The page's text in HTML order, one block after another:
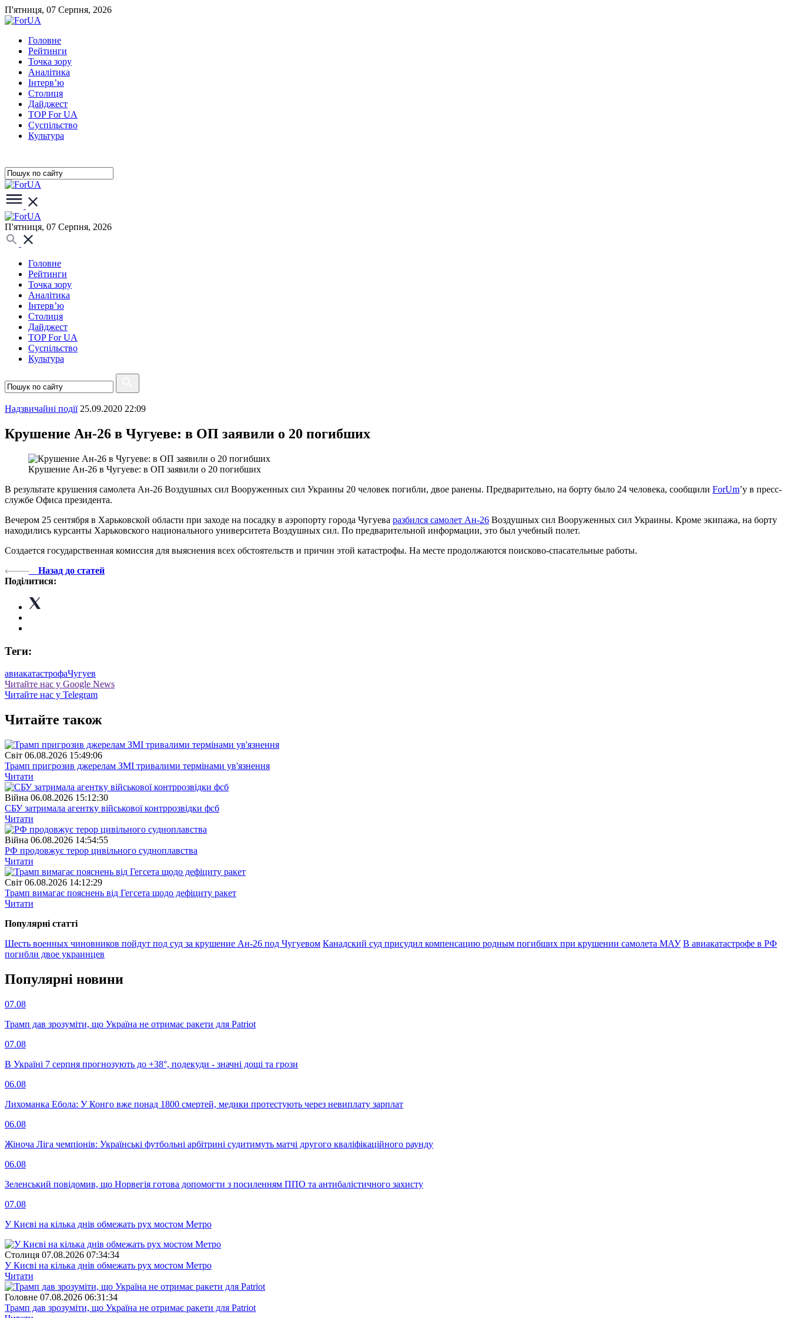
П'ятниця, 07 Серпня, 2026
Головне
Рейтинги
Точка зору
Аналітика
Інтерв’ю
Столиця
Дайджест
TOP For UA
Суспiльство
Культура
П'ятниця, 07 Серпня, 2026
Головне
Рейтинги
Точка зору
Аналітика
Інтерв’ю
Столиця
Дайджест
TOP For UA
Суспiльство
Культура
Надзвичайні події 25.09.2020 22:09
Крушение Ан-26 в Чугуеве: в ОП заявили о 20 погибших
Крушение Ан-26 в Чугуеве: в ОП заявили о 20 погибших
В результате крушения самолета Ан-26 Воздушных сил Вооруженных сил Украины 20 человек погибли, двое ранены. Предварительно, на борту было 24 человека, сообщили ForUm’у в пресс-
службе Офиса президента.
Вечером 25 сентября в Харьковской области при заходе на посадку в аэропорту города Чугуева разбился самолет Ан-26 Воздушных сил Вооруженных сил Украины. Кроме экипажа, на борту
находились курсанты Харьковского национального университета Воздушных сил. По предварительной информации, это был учебный полет.
Создается государственная комиссия для выяснения всех обстоятельств и причин этой катастрофы. На месте продолжаются поисково-спасательные работы.
Назад до статей
Поділитися:
Теги:
авиакатастрофаЧугуев
Читайте нас у Google News
Читайте нас у Telegram
Читайте також
Свiт 06.08.2026 15:49:06
Трамп пригрозив джерелам ЗМІ тривалими термінами ув'язнення
Читати
Війна 06.08.2026 15:12:30
СБУ затримала агентку військової контррозвідки фсб
Читати
Війна 06.08.2026 14:54:55
РФ продовжує терор цивільного судноплавства
Читати
Свiт 06.08.2026 14:12:29
Трамп вимагає пояснень від Гегсета щодо дефіциту ракет
Читати
Популярнi статтi
Шесть военных чиновников пойдут под суд за крушение Ан-26 под Чугуевом Канадский суд присудил компенсацию родным погибших при крушении самолета МАУ В авиакатастрофе в РФ
погибли двое украинцев
Популярнi новини
07.08
Трамп дав зрозуміти, що Україна не отримає ракети для Patriot
07.08
В Україні 7 серпня прогнозують до +38°, подекуди - значні дощі та грози
06.08
Лихоманка Ебола: У Конго вже понад 1800 смертей, медики протестують через невиплату зарплат
06.08
Жіноча Ліга чемпіонів: Українські футбольні арбітрині судитимуть матчі другого кваліфікаційного раунду
06.08
Зеленський повідомив, що Норвегія готова допомогти з посиленням ППО та антибалістичного захисту
07.08
У Києві на кілька днів обмежать рух мостом Метро
Столиця 07.08.2026 07:34:34
У Києві на кілька днів обмежать рух мостом Метро
Читати
Головне 07.08.2026 06:31:34
Трамп дав зрозуміти, що Україна не отримає ракети для Patriot